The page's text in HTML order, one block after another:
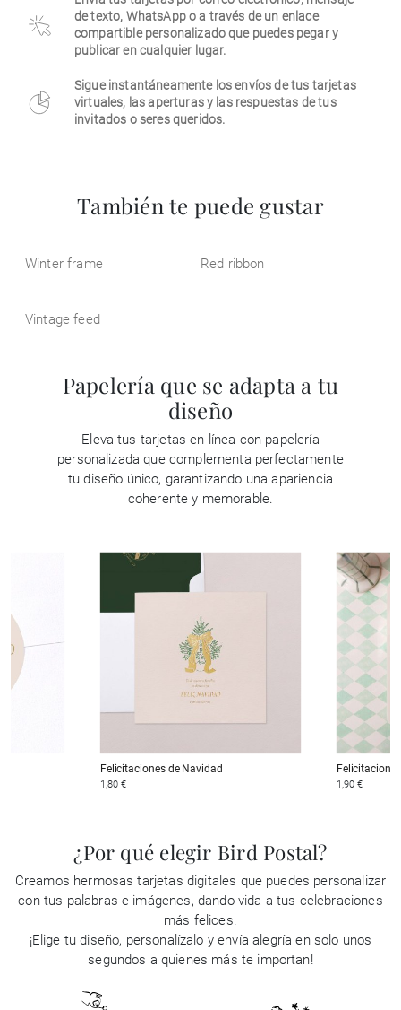
de texto, WhatsApp o a través de un enlace
compartible personalizado que puedes pegar y
publicar en cualquier lugar.
Sigue instantáneamente los envíos de tus tarjetas
virtuales, las aperturas y las respuestas de tus
invitados o seres queridos.
También te puede gustar
Winter frame Red ribbon
Vintage feed
Papelería que se adapta a tu
diseño
Eleva tus tarjetas en línea con papelería
personalizada que complementa perfectamente
tu diseño único, garantizando una apariencia
coherente y memorable.
Felicitaciones de Navidad
1,80 € 1,90 €
¿Por qué elegir Bird Postal?
Creamos hermosas tarjetas digitales que puedes personalizar
con tus palabras e imágenes, dando vida a tus celebraciones
más felices.
¡Elige tu diseño, personalízalo y envía alegría en solo unos
segundos a quienes más te importan!